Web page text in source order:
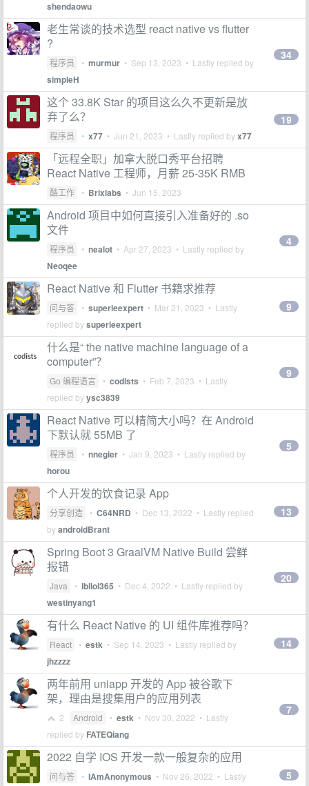
shendaowu
老生常谈的技术选型 react native vs flutter
?
程序员 • murmur • Sep 13, 2023 • Lastly replied by
simpleH
34
这个 33.8K Star 的项目这么久不更新是放
弃了么？
程序员 • x77 • Jun 21, 2023 • Lastly replied byx77
19
「远程全职」加拿大脱口秀平台招聘
React Native 工程师，月薪 25-35K RMB
酷工作 • Brixlabs • Jun 15, 2023
Android 项目中如何直接引入准备好的 .so
文件
程序员 • nealot • Apr 27, 2023 • Lastly replied by
Neoqee
4
React Native 和 Flutter 书籍求推荐
问与答 • superleexpert • Mar 21, 2023 • Lastly
replied bysuperleexpert
9
什么是“ the native machine language of a
computer”？
Go 编程语言 • codists • Feb 7, 2023 • Lastly
replied byysc3839
9
React Native 可以精简大小吗？在 Android
下默认就 55MB 了
程序员 • nnegier • Jan 9, 2023 • Lastly replied by
horou
5
个人开发的饮食记录 App
分享创造 • C64NRD • Dec 13, 2022 • Lastly replied
byandroidBrant
13
Spring Boot 3 GraalVM Native Build 尝鲜
报错
Java • lbllol365 • Dec 4, 2022 • Lastly replied by
westinyang1
20
有什么 React Native 的 UI 组件库推荐吗？
React • estk • Sep 14, 2023 • Lastly replied by
jhzzzz
14
两年前用 uniapp 开发的 App 被谷歌下
架，理由是搜集用户的应用列表
2 Android • estk • Nov 30, 2022 • Lastly
replied by FATEQiang
7
2022 自学 IOS 开发一款一般复杂的应用
问与答 • IAmAnonymous • Nov 26, 2022 • Lastly
5